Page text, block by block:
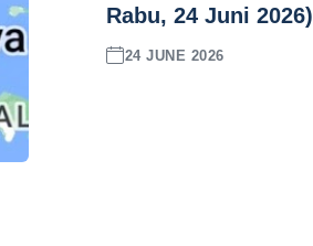
Rabu, 24 Juni 2026)
24 JUNE 2026